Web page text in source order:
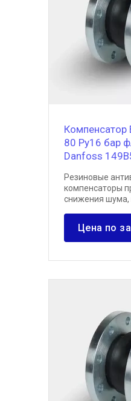
Компенсатор
80 Ру16 бар
Danfoss
Резиновые
компенсаторы
снижения шума,
Цена по